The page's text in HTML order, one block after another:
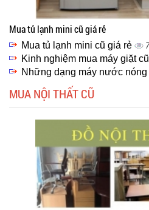
Mua tủ lạnh mini cũ giá rẻ
Mua tủ lạnh mini cũ giá rẻ
Kinh nghiệm mua máy giặt
Những dạng máy nước
MUA NỘI THẤT CŨ